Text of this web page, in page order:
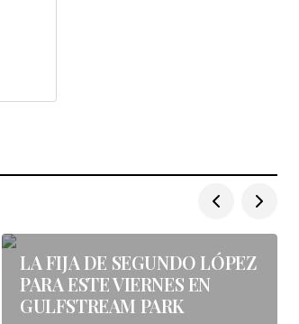
LA FIJA DE SEGUNDO LÓPEZ
PARA ESTE VIERNES EN
GULFSTREAM PARK